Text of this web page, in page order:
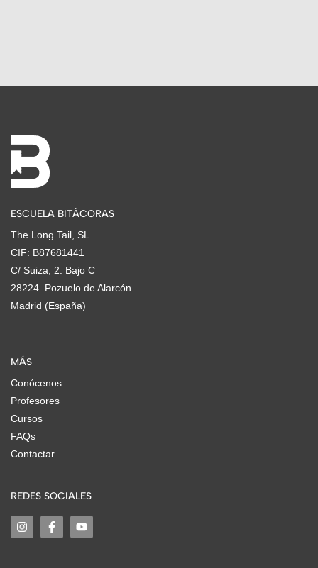
ESCUELA BITÁCORAS
The Long Tail, SL
CIF: B87681441
C/ Suiza, 2. Bajo C
28224. Pozuelo de Alarcón
Madrid (España)
MÁS
Conócenos
Profesores
Cursos
FAQs
Contactar
REDES SOCIALES